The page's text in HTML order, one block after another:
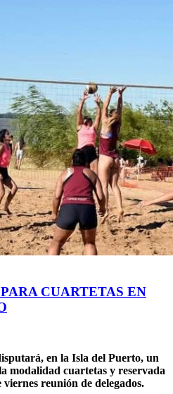
CUARTETAS EN
en la Isla del Puerto, un
modalidad cuartetas y reservada
reunión de delegados.